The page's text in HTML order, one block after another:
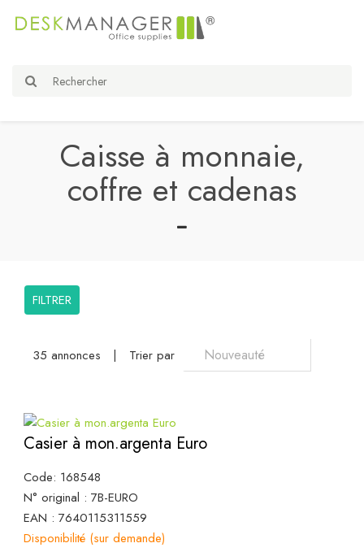
Caisse à monnaie,
coffre et cadenas
FILTRER
35 annonces | Trier par
Casier à mon.argenta Euro
Code: 168548
N° original : 7B-EURO
EAN : 7640115311559
Disponibilité (sur demande)